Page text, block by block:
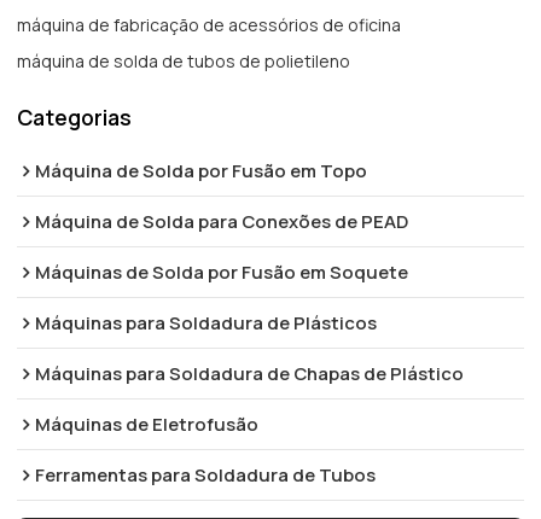
máquina de fabricação de acessórios de oficina
máquina de solda de tubos de polietileno
Categorias
Máquina de Solda por Fusão em Topo
Máquina de Solda para Conexões de PEAD
Máquinas de Solda por Fusão em Soquete
Máquinas para Soldadura de Plásticos
Máquinas para Soldadura de Chapas de Plástico
Máquinas de Eletrofusão
Ferramentas para Soldadura de Tubos